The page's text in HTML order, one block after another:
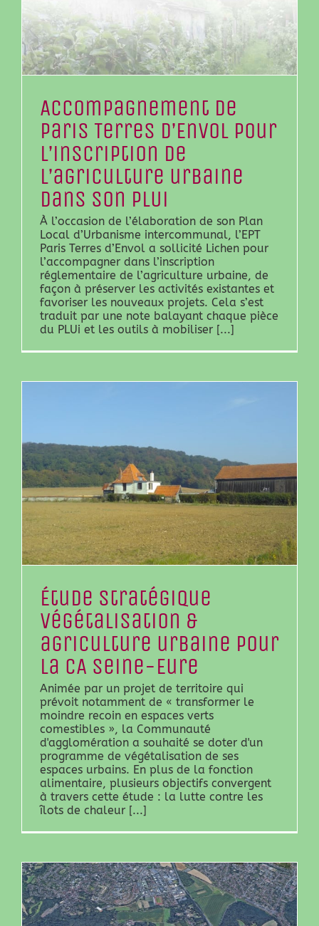
Accompagnement de
Paris Terres d’Envol pour
l’inscription de
l’agriculture urbaine
dans son PLUi
À l’occasion de l’élaboration de son Plan
Local d’Urbanisme intercommunal, l’EPT
Paris Terres d’Envol a sollicité Lichen pour
l’accompagner dans l’inscription
réglementaire de l’agriculture urbaine, de
façon à préserver les activités existantes et
favoriser les nouveaux projets. Cela s’est
traduit par une note balayant chaque pièce
du PLUi et les outils à mobiliser [...]
Étude stratégique
végétalisation &
agriculture urbaine pour
la CA Seine-Eure
Animée par un projet de territoire qui
prévoit notamment de « transformer le
moindre recoin en espaces verts
comestibles », la Communauté
d'agglomération a souhaité se doter d'un
programme de végétalisation de ses
espaces urbains. En plus de la fonction
alimentaire, plusieurs objectifs convergent
à travers cette étude : la lutte contre les
îlots de chaleur [...]